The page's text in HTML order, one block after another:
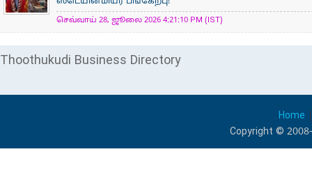
செவ்வாய் 28, ஜூலை 2026 4:21:10 PM (IST)
Thoothukudi Business Directory
Home
Copyright ©